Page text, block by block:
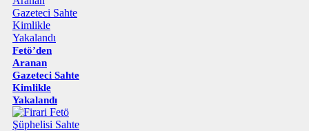
Fetö’den
Aranan
Gazeteci Sahte
Kimlikle
Yakalandı